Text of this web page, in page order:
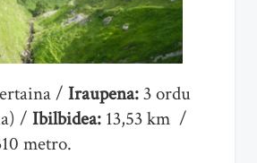
ertaina / Iraupena:3 ordu
/ Ibilbidea: 13,53 km /
metro.